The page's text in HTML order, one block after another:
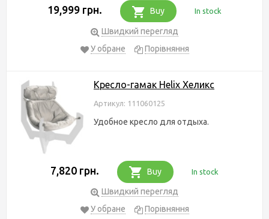
19,999 грн. Buy In stock
Швидкий перегляд
У обране
Порівняння
Кресло-гамак Helix Хеликс
Артикул: 111060125
Удобное кресло для отдыха.
7,820 грн. Buy In stock
Швидкий перегляд
У обране
Порівняння